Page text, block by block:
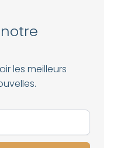
les meilleurs